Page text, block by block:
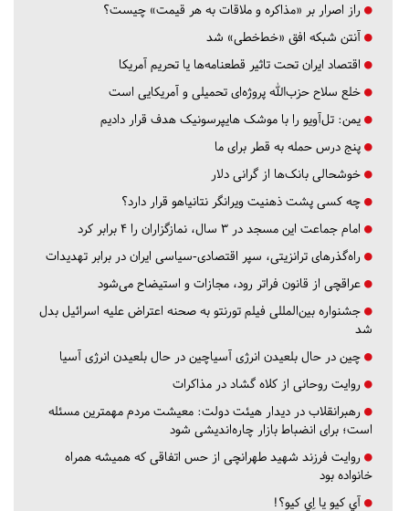
راز اصرار بر «مذاکره و ملاقات به هر قیمت» چیست؟
آنتن شبکه افق «خط‌خطی» شد
اقتصاد ایران تحت تاثیر قطعنامه‌ها یا تحریم‌ آمریکا
خلع سلاح حزب‌الله پروژه‌ای تحمیلی و آمریکایی است
یمن: تل‌آویو را با موشک هایپرسونیک هدف قرار دادیم
پنج درس‌ حمله به قطر برای ما
خوشحالی بانک‌ها از گرانی دلار
چه کسی پشت ذهنیت ویرانگر نتانیاهو قرار دارد؟
امام جماعت این مسجد در ۳ سال، نمازگزاران را ۴ برابر کرد
راه‌گذرهای ترانزیتی، سپر اقتصادی-سیاسی ایران در برابر تهدیدات
عراقچی از قانون فراتر رود، مجازات و استیضاح می‌شود
جشنواره بین‌المللی فیلم تورنتو به صحنه اعتراض علیه اسرائیل بدل
شد
چین در حال بلعیدن انرژی آسیاچین در حال بلعیدن انرژی آسیا
روایت روحانی از کلاه گشاد در مذاکرات
رهبرانقلاب در دیدار هیئت دولت: معیشت مردم مهمترین مسئله
است؛ برای انضباط بازار چاره‌اندیشی شود
روایت فرزند شهید طهرانچی از حس اتفاقی که همیشه همراه
خانواده بود
آي كيو يا اِي كيو؟!